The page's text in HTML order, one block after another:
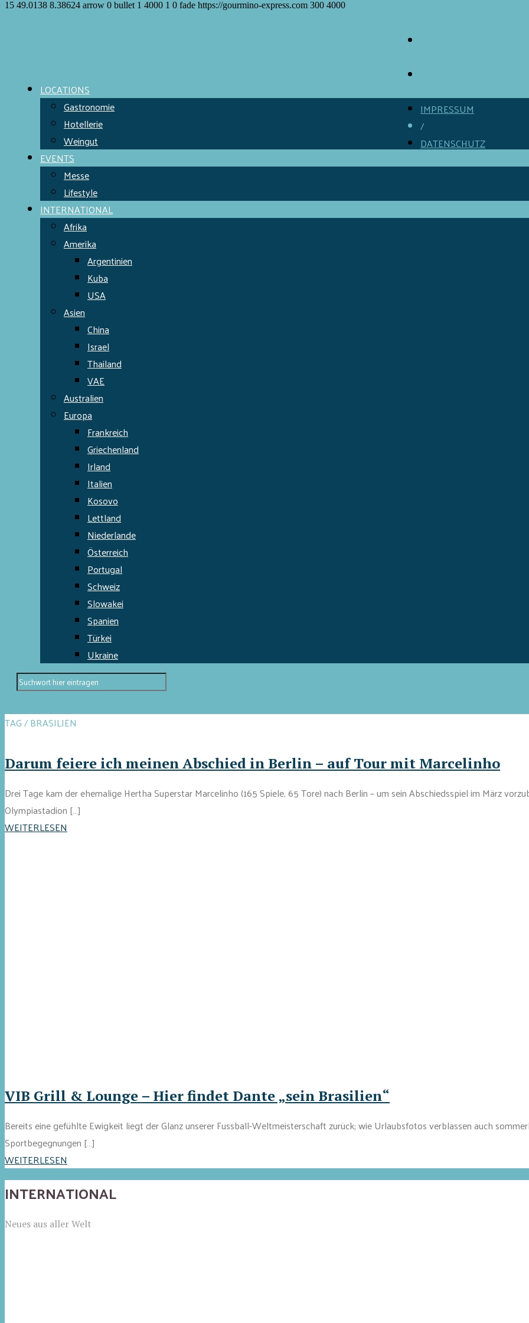
15 49.0138 8.38624 arrow 0 bullet 1 4000 1 0 fade https://gourmino-express.com 300 4000
IMPRESSUM
/
DATENSCHUTZ
LOCATIONS
Gastronomie
Hotellerie
Weingut
EVENTS
Messe
Lifestyle
INTERNATIONAL
Afrika
Amerika
Argentinien
Kuba
USA
Asien
China
Israel
Thailand
VAE
Australien
Europa
Frankreich
Griechenland
Irland
Italien
Kosovo
Lettland
Niederlande
Österreich
Portugal
Schweiz
Slowakei
Spanien
Türkei
Ukraine
TAG / BRASILIEN
Darum feiere ich meinen Abschied in Berlin – auf Tour mit Marcelinho
Drei Tage kam der ehemalige Hertha Superstar Marcelinho (165 Spiele, 65 Tore) nach Berlin – um sein Abschiedsspiel im März
Olympiastadion […]
WEITERLESEN
VIB Grill & Lounge – Hier findet Dante „sein Brasilien“
Bereits eine gefühlte Ewigkeit liegt der Glanz unserer Fussball-Weltmeisterschaft zurück; wie Urlaubsfotos verblassen auch
Sportbegegnungen […]
WEITERLESEN
INTERNATIONAL
Neues aus aller Welt